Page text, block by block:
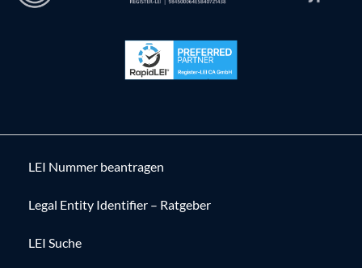
LEI Nummer beantragen
Legal Entity Identifier – Ratgeber
LEI Suche